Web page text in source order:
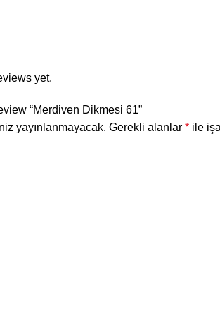
yet.
“Merdiven Dikmesi 61”
yayınlanmayacak. Gerekli alanlar * ile